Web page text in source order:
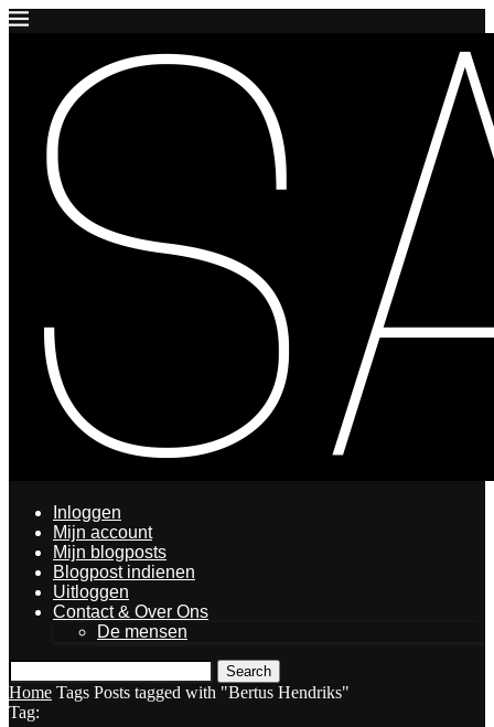
Inloggen
Mijn account
Mijn blogposts
Blogpost indienen
Uitloggen
Contact & Over Ons
De mensen
Search
Home Tags Posts tagged with "Bertus Hendriks"
Tag: